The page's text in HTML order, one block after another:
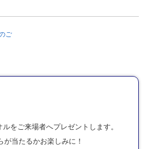
ご
をご来場者へプレゼントします。
当たるかお楽しみに！